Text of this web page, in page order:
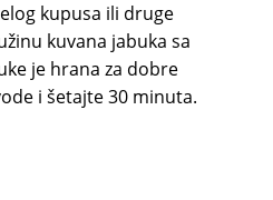
kupusa ili druge
kuvana jabuka sa
je hrana za dobre
i šetajte 30 minuta.